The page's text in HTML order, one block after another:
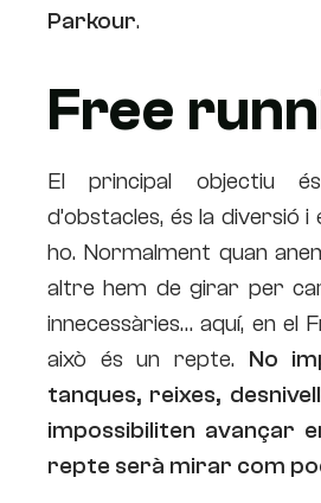
Parkour.
Free
El principal objectiu
d’obstacles, és la diversió
ho. Normalment quan
altre hem de girar per
innecessàries… aquí, en el
això és un repte. No
tanques, reixes,
impossibiliten avançar
repte serà mirar com